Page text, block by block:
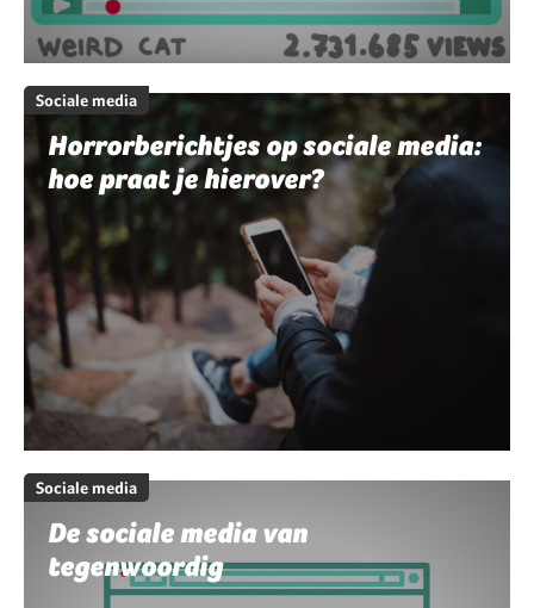
Sociale media
Horrorberichtjes op sociale media:
hoe praat je hierover?
Sociale media
De sociale media van
tegenwoordig